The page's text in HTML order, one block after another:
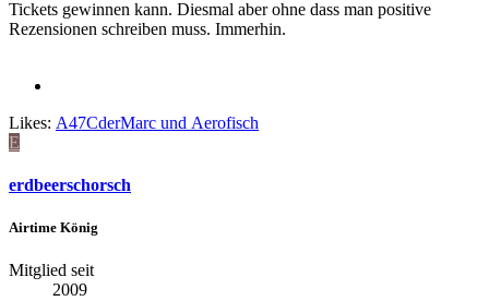
Tickets gewinnen kann. Diesmal aber ohne dass man positive
Rezensionen schreiben muss. Immerhin.
Likes: A47CderMarc und Aerofisch
E
erdbeerschorsch
Airtime König
Mitglied seit
2009